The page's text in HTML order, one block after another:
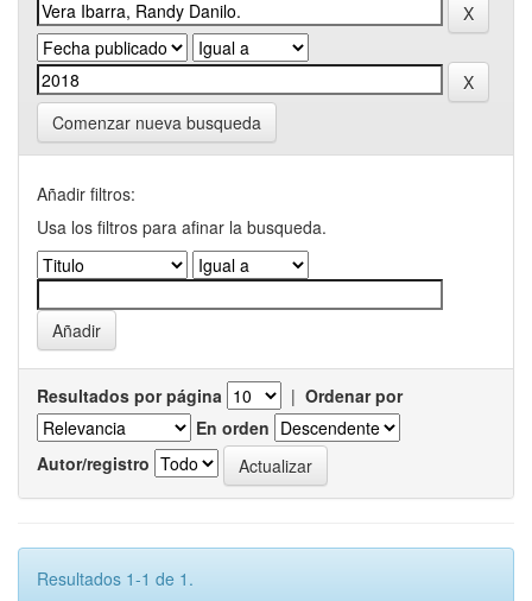
Comenzar nueva busqueda
Añadir filtros:
Usa los filtros para afinar la busqueda.
Resultados por página | Ordenar por
En orden
Autor/registro
Resultados 1-1 de 1.